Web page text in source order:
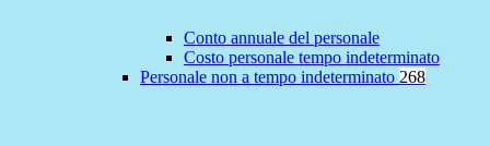
Conto annuale del personale
Costo personale tempo indeterminato
Personale non a tempo indeterminato 268